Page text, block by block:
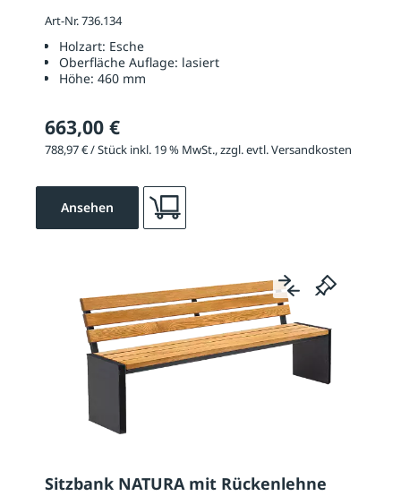
Art-Nr. 736.134
Holzart: Esche
Oberfläche Auflage: lasiert
Höhe: 460 mm
663,00 €
788,97 € / Stück inkl. 19 % MwSt., zzgl. evtl. Versandkosten
Ansehen
Sitzbank NATURA mit Rückenlehne